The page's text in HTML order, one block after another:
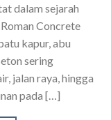
dalam sejarah
Concrete
kapur, abu
sering
jalan raya, hingga
pada […]